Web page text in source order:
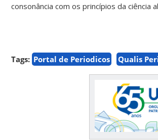
consonância com os princípios da ciência
Tags: Portal de Periodicos Qualis